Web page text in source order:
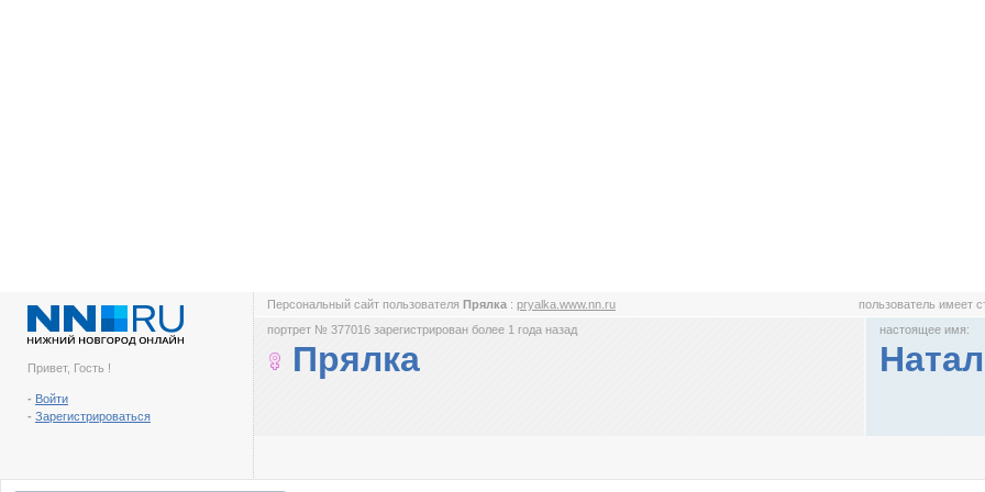
Привет, Гость !
- Войти
- Зарегистрироваться
Персональный сайт пользователя Прялка : pryalka.www.nn.ru пользователь имеет
портрет № 377016 зарегистрирован более 1 года назад
Прялка
настоящее имя: